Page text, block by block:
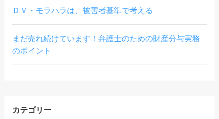
ＤＶ・モラハラは、被害者基準で考える
まだ売れ続けています！弁護士のための財産分与実務
のポイント
カテゴリー